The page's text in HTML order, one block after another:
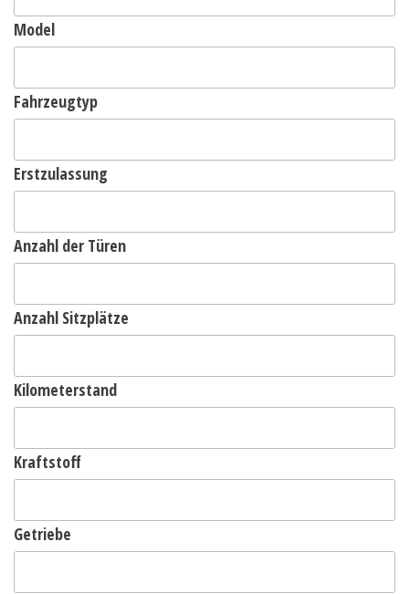
Model
Fahrzeugtyp
Erstzulassung
Anzahl der Türen
Anzahl Sitzplätze
Kilometerstand
Kraftstoff
Getriebe